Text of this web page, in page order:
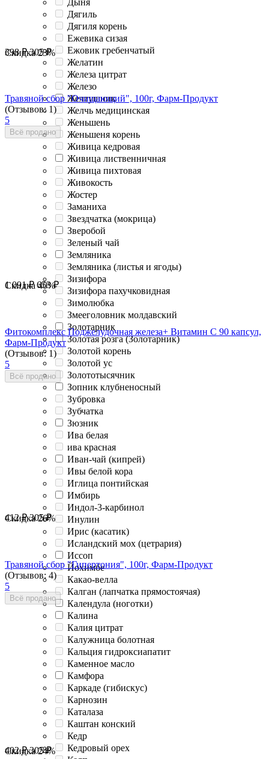
Дягиль
Дягиля корень
Ежевика сизая
Ежовик гребенчатый
Желатин
Железа цитрат
Железо
Желтушник
Желчь медицинская
Женьшень
Женьшеня корень
Живица кедровая
Живица лиственничная
Живица пихтовая
Живокость
Жостер
Заманиха
Звездчатка (мокрица)
Зверобой
Зеленый чай
Земляника
Земляника (листья и ягоды)
Зизифора
Зизифора пахучковидная
Зимолюбка
Змееголовник молдавский
Золотарник
Золотая розга (Золотарник)
Золотой корень
Золотой ус
Золототысячник
Зопник клубненосный
Зубровка
Зубчатка
Зюзник
Ива белая
ива красная
Иван-чай (кипрей)
Ивы белой кора
Иглица понтийская
Имбирь
Индол-3-карбинол
Инулин
Ирис (касатик)
Исландский мох (цетрария)
Иссоп
Йохимбе
Какао-велла
Калган (лапчатка прямостоячая)
Календула (ноготки)
Калина
Калия цитрат
Калужница болотная
Кальция гидроксиапатит
Каменное масло
Камфора
Каркаде (гибискус)
Карнозин
Каталаза
Каштан конский
Кедр
Кедровый орех
Скидка23%
398 ₽ 305 ₽
Травяной сбор "Очищающий", 100г, Фарм-Продукт
(Отзывов: 1)
5
Всё продано
Скидка40%
1 091 ₽ 653 ₽
Фитокомплекс Поджелудочная железа+ Витамин С 90 капсул,
Фарм-Продукт
(Отзывов: 1)
5
Всё продано
Скидка26%
412 ₽ 305 ₽
Травяной сбор "Гипертония", 100г, Фарм-Продукт
(Отзывов: 4)
5
Всё продано
Скидка24%
402 ₽ 305 ₽